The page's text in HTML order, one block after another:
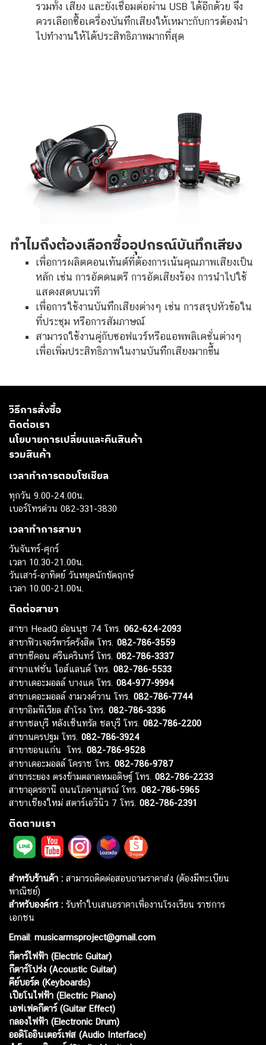
รวมทั้ง เสียง และยังเชื่อมต่อผ่าน USB ได้อีกด้วย จึง
ควรเลือกซื้อเครื่องบันทึกเสียงให้เหมาะกับการต้องนำ
ไปทำงานให้ได้ประสิทธิภาพมากที่สุด
ทำไมถึงต้องเลือกซื้ออุปกรณ์บันทึกเสียง
เพื่อการผลิตคอนเท้นต์ที่ต้องการเน้นคุณภาพเสียงเป็น
หลัก เช่น การอัดดนตรี การอัดเสียงร้อง การนำไปใช้
แสดงสดบนเวที
เพื่อการใช้งานบันทึกเสียงต่างๆ เช่น การสรุปหัวข้อใน
ที่ประชุม หรือการสัมภาษณ์
สามารถใช้งานคู่กับซอฟแวร์หรือแอพพลิเคชั่นต่างๆ
เพื่อเพิ่มประสิทธิภาพในงานบันทึกเสียงมากขึ้น
วิธีการสั่งซื้อ
ติดต่อเรา
นโยบายการเปลี่ยนและคืนสินค้า
รวมสินค้า
เวลาทำการตอบโซเชียล
ทุกวัน 9.00-24.00น.
เบอร์โทรด่วน 082-331-3830
เวลาทำการสาขา
วันจันทร์-ศุกร์
เวลา 10.30-21.00น.
วันเสาร์-อาทิตย์ วันหยุดนักขัตฤกษ์
เวลา 10.00-21.00น.
ติดต่อสาขา
สาขา HeadQ อ่อนนุช 74 โทร. 062-624-2093
สาขาฟิวเจอร์พาร์ครังสิต โทร. 082-786-3559
สาขาซีคอน ศรีนครินทร์ โทร. 082-786-3337
สาขาแฟชั่น ไอส์แลนด์ โทร. 082-786-5533
สาขาเดอะมอลล์ บางแค โทร. 084-977-9994
สาขาเดอะมอลล์ งามวงศ์วาน โทร. 082-786-7744
สาขาอิมพีเรียล สำโรง โทร. 082-786-3336
สาขาชลบุรี หลังเซ็นทรัล ชลบุรี โทร. 082-786-2200
สาขานครปฐม โทร. 082-786-3924
สาขาขอนแก่น โทร. 082-786-9528
สาขาเดอะมอลล์ โคราช โทร. 082-786-9787
สาขาระยอง ตรงข้ามตลาดหมอดิษฐ์ โทร. 082-786-2233
สาขาอุดรธานี ถนนโภคานุสรณ์ โทร. 082-786-5965
สาขาเชียงใหม่ สตาร์เอวีนิว 7 โทร. 082-786-2391
ติดตามเรา
สำหรับร้านค้า : สามารถติดต่อสอบถามราคาส่ง (ต้องมีทะเบียน
พาณิชย์)
สำหรับองค์กร : รับทำใบเสนอราคาเพื่องานโรงเรียน ราชการ
เอกชน
Email: musicarmsproject@gmail.com
กีตาร์ไฟฟ้า (Electric Guitar)
กีตาร์โปร่ง (Acoustic Guitar)
คีย์บอร์ด (Keyboards)
เปียโนไฟฟ้า (Electric Piano)
เอฟเฟคกีตาร์ (Guitar Effect)
กลองไฟฟ้า (Electronic Drum)
ออดิโออินเตอร์เฟส (Audio Interface)